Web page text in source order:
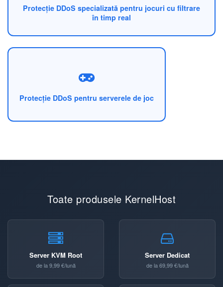
Protecție DDoS specializată pentru jocuri cu filtrare
în timp real
Protecție DDoS pentru serverele de joc
Toate produsele KernelHost
Server KVM Root
de la 9,99 €/lună
Server Dedicat
de la 69,99 €/lună